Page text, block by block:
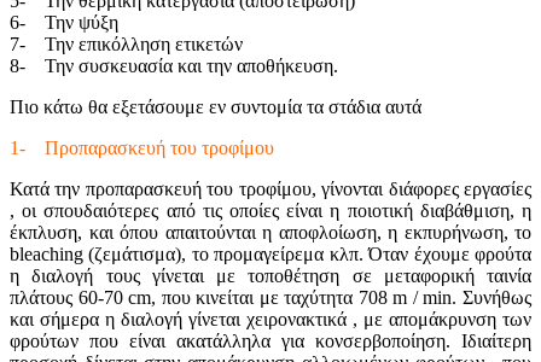
6- Την ψύξη
7- Την επικόλληση ετικετών
8- Την συσκευασία και την αποθήκευση.
Πιο κάτω θα εξετάσουμε εν συντομία τα στάδια αυτά
1- Προπαρασκευή του τροφίμου
Κατά την προπαρασκευή του τροφίμου, γίνονται διάφορες εργασίες
, οι σπουδαιότερες από τις οποίες είναι η ποιοτική διαβάθμιση, η
έκπλυση, και όπου απαιτούνται η αποφλοίωση, η εκπυρήνωση, το
bleaching (ζεμάτισμα), το προμαγείρεμα κλπ. Όταν έχουμε φρούτα
η διαλογή τους γίνεται με τοποθέτηση σε μεταφορική ταινία
πλάτους 60-70 cm, που κινείται με ταχύτητα 708 m / min. Συνήθως
και σήμερα η διαλογή γίνεται χειρονακτικά , με απομάκρυνση των
φρούτων που είναι ακατάλληλα για κονσερβοποίηση. Ιδιαίτερη